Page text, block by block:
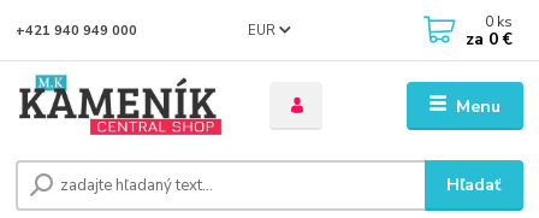
Menu
EUR
Hľadať
+421 940 949 000 0 ks
za 0 €